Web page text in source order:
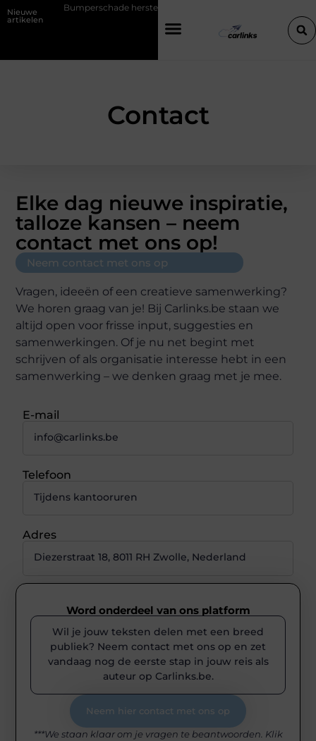
Nieuwe
artikelen
Bumperschade herstellen: repareren of de bumper vervangen?
Contact
Elke dag nieuwe inspiratie,
talloze kansen – neem
contact met ons op!
Neem contact met ons op
Vragen, ideeën of een creatieve samenwerking?
We horen graag van je! Bij Carlinks.be staan we
altijd open voor frisse input, suggesties en
samenwerkingen. Of je nu net begint met
schrijven of als organisatie interesse hebt in een
samenwerking – we denken graag met je mee.
E-mail
info@carlinks.be
Telefoon
Tijdens kantooruren
Adres
Diezerstraat 18, 8011 RH Zwolle, Nederland
Word onderdeel van ons platform
Wil je jouw teksten delen met een breed
publiek? Neem contact met ons op en zet
vandaag nog de eerste stap in jouw reis als
auteur op Carlinks.be.
Neem hier contact met ons op
***We staan klaar om je vragen te beantwoorden. Klik